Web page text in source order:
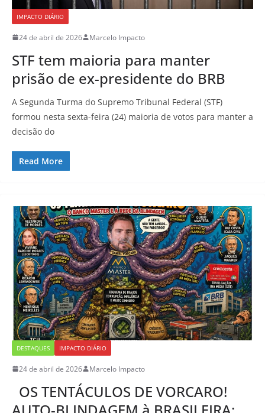
IMPACTO DIÁRIO
24 de abril de 2026 Marcelo Impacto
STF tem maioria para manter
prisão de ex-presidente do BRB
A Segunda Turma do Supremo Tribunal Federal (STF)
formou nesta sexta-feira (24) maioria de votos para manter a
decisão do
Read More
DESTAQUES IMPACTO DIÁRIO
24 de abril de 2026 Marcelo Impacto
OS TENTÁCULOS DE VORCARO!